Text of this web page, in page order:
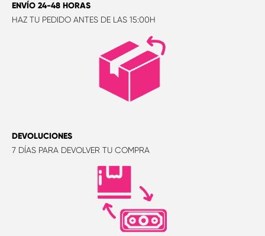
ENVÍO 24-48 HORAS
HAZ TU PEDIDO ANTES DE LAS 15:00H
DEVOLUCIONES
7 DÍAS PARA DEVOLVER TU COMPRA